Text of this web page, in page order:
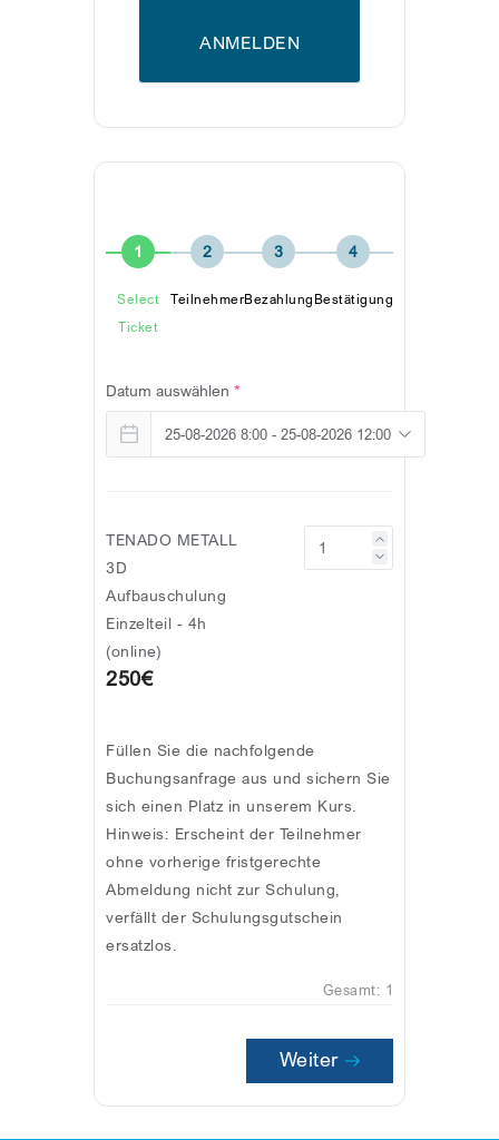
ANMELDEN
1
Select
Ticket
2
Teilnehmer
3
Bezahlung
4
Bestätigung
Datum auswählen *
TENADO METALL
3D
Aufbauschulung
Einzelteil - 4h
(online)
250€
Füllen Sie die nachfolgende
Buchungsanfrage aus und sichern Sie
sich einen Platz in unserem Kurs.
Hinweis: Erscheint der Teilnehmer
ohne vorherige fristgerechte
Abmeldung nicht zur Schulung,
verfällt der Schulungsgutschein
ersatzlos.
Gesamt: 1
Weiter